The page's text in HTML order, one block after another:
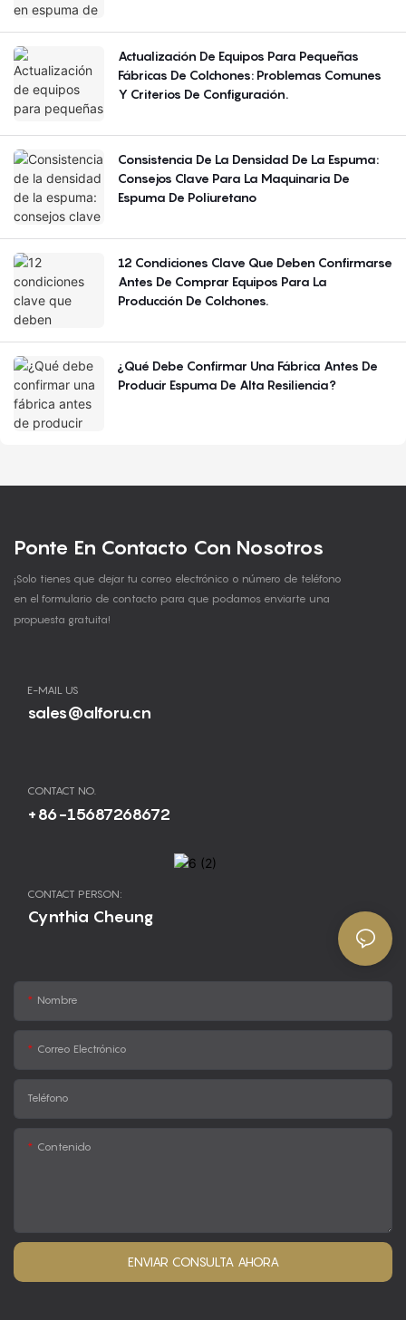
Actualización De Equipos Para Pequeñas
Fábricas De Colchones: Problemas Comunes
Y Criterios De Configuración.
Consistencia De La Densidad De La Espuma:
Consejos Clave Para La Maquinaria De
Espuma De Poliuretano
12 Condiciones Clave Que Deben Confirmarse
Antes De Comprar Equipos Para La
Producción De Colchones.
¿Qué Debe Confirmar Una Fábrica Antes De
Producir Espuma De Alta Resiliencia?
Ponte En Contacto Con Nosotros
¡Solo tienes que dejar tu correo electrónico o número de teléfono
en el formulario de contacto para que podamos enviarte una
propuesta gratuita!
E-MAIL US
sales@alforu.cn
CONTACT NO.
+86-15687268672
CONTACT PERSON:
Cynthia Cheung
Nombre
Correo Electrónico
Teléfono
Contenido
ENVIAR CONSULTA AHORA